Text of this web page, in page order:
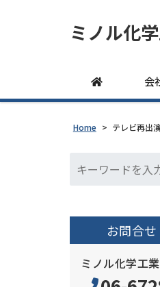
ミノル化
会
Home > テレビ再出
お問合
ミノル化学工